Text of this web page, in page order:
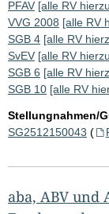
PFAV [alle RV
VVG 2008 [alle RV
SGB 4 [alle RV
SvEV [alle RV
SGB 6 [alle RV
SGB 10 [alle RV
Stellungnahmen/
SG2512150043 (
aba, ABV und